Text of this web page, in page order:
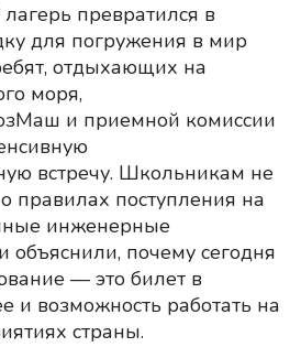
превратился в
для погружения в мир
отдыхающих на
моря,
и приемной комиссии
встречу. Школьникам не
правилах поступления на
инженерные
объяснили, почему сегодня
— это билет в
и возможность работать на
страны.